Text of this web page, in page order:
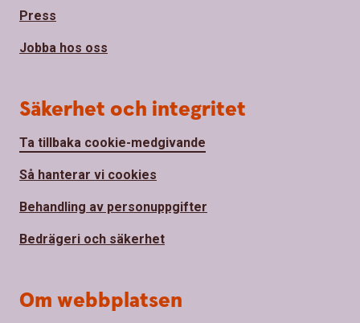
Press
Jobba hos oss
Säkerhet och integritet
Ta tillbaka cookie-medgivande
Så hanterar vi cookies
Behandling av personuppgifter
Bedrägeri och säkerhet
Om webbplatsen